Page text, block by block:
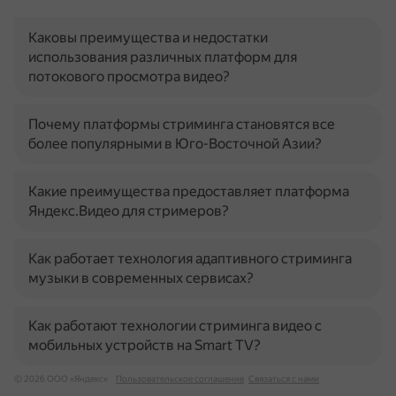
Каковы преимущества и недостатки
использования различных платформ для
потокового просмотра видео?
Почему платформы стриминга становятся все
более популярными в Юго-Восточной Азии?
Какие преимущества предоставляет платформа
Яндекс.Видео для стримеров?
Как работает технология адаптивного стриминга
музыки в современных сервисах?
Как работают технологии стриминга видео с
мобильных устройств на Smart TV?
© 2026 ООО «Яндекс» Пользовательское соглашение Связаться с нами